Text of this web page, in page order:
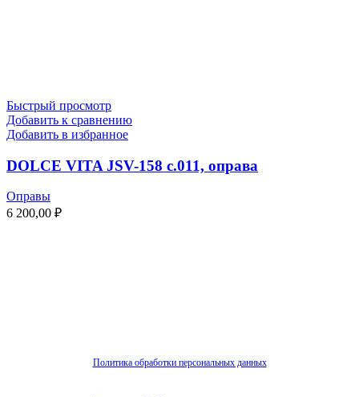
Быстрый просмотр
Добавить к сравнению
Добавить в избранное
DOLCE VITA JSV-158 c.011, оправа
Оправы
6 200,00 ₽
Политика обработки персональных данных